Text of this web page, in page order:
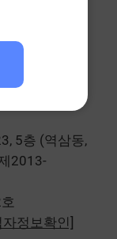
5층 (역삼동,
2013-
자정보확인]